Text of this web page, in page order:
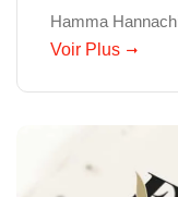
Hamma
Voir Plus